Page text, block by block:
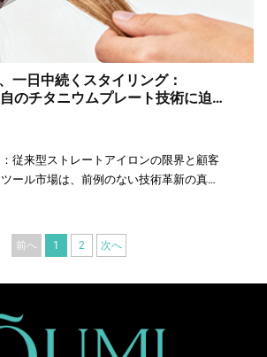
一日中続くスタイリング：
のチタニウムプレート技術に迫
従来型ストレートアイロンの限界と顧客
ール市場は、前例のない技術革新の真っ
前へ 1 2 次へ